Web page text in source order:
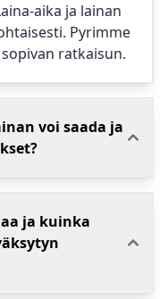
aika ja lainan
Pyrimme
ratkaisun.
voi saada ja
ja kuinka